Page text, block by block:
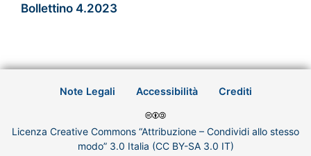
Bollettino 4.2023
Note Legali Accessibilità Crediti
Licenza Creative Commons “Attribuzione – Condividi allo stesso
modo” 3.0 Italia (CC BY-SA 3.0 IT)